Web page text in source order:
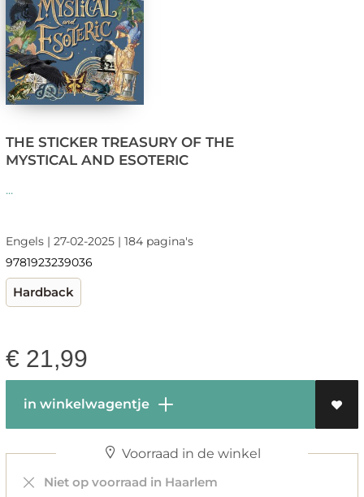
THE STICKER TREASURY OF THE
MYSTICAL AND ESOTERIC
...
Engels | 27-02-2025 | 184 pagina's
9781923239036
Hardback
€ 21,99
in winkelwagentje
Voorraad in de winkel
Niet op voorraad in Haarlem